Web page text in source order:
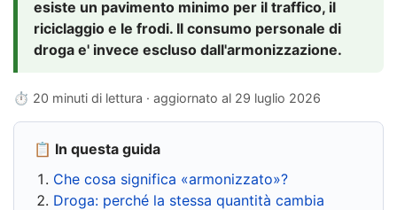
esiste un pavimento minimo per il traffico, il
riciclaggio e le frodi. Il consumo personale di
droga e' invece escluso dall'armonizzazione.
⏱ 20 minuti di lettura · aggiornato al 29 luglio 2026
📋 In questa guida
Che cosa significa «armonizzato»?
Droga: perché la stessa quantità cambia